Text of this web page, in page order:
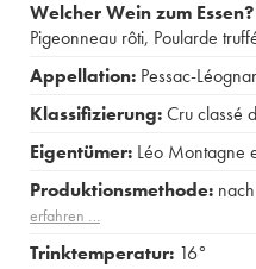
Welcher Wein zum Essen?
Pigeonneau rôti, Poularde
Appellation: Pessac-
Klassifizierung:Cru classé
Eigentümer: Léo Montagne
Produktionsmethode:
erfahren …
Trinktemperatur: 16°